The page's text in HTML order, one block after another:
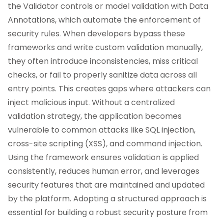
the Validator controls or model validation with Data
Annotations, which automate the enforcement of
security rules. When developers bypass these
frameworks and write custom validation manually,
they often introduce inconsistencies, miss critical
checks, or fail to properly sanitize data across all
entry points. This creates gaps where attackers can
inject malicious input. Without a centralized
validation strategy, the application becomes
vulnerable to common attacks like SQL injection,
cross-site scripting (XSS), and command injection.
Using the framework ensures validation is applied
consistently, reduces human error, and leverages
security features that are maintained and updated
by the platform. Adopting a structured approach is
essential for building a robust security posture from